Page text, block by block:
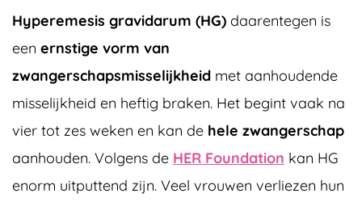
Hyperemesis gravidarum (HG) daarentegen is
een ernstige vorm van
zwangerschapsmisselijkheid met aanhoudende
misselijkheid en heftig braken. Het begint vaak na
vier tot zes weken en kan de hele zwangerschap
aanhouden. Volgens de HER Foundation kan HG
enorm uitputtend zijn. Veel vrouwen verliezen hun